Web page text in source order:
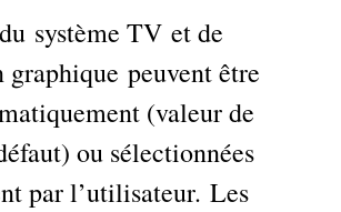
système TV et de
peuvent être
(valeur de
ou sélectionnées
par l’utilisateur. Les